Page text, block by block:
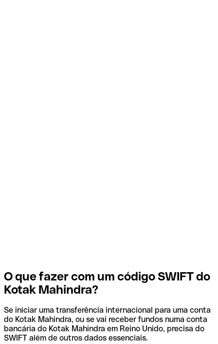
O que fazer com um código SWIFT do
Kotak Mahindra?
Se iniciar uma transferência internacional para uma conta
do Kotak Mahindra, ou se vai receber fundos numa conta
bancária do Kotak Mahindra em Reino Unido, precisa do
SWIFT além de outros dados essenciais.